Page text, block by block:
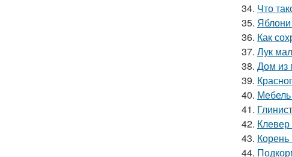
34. Что
35.
36. Как
37. Лук
38. Дом из
39.
40.
41.
42.
43. Корень
44.